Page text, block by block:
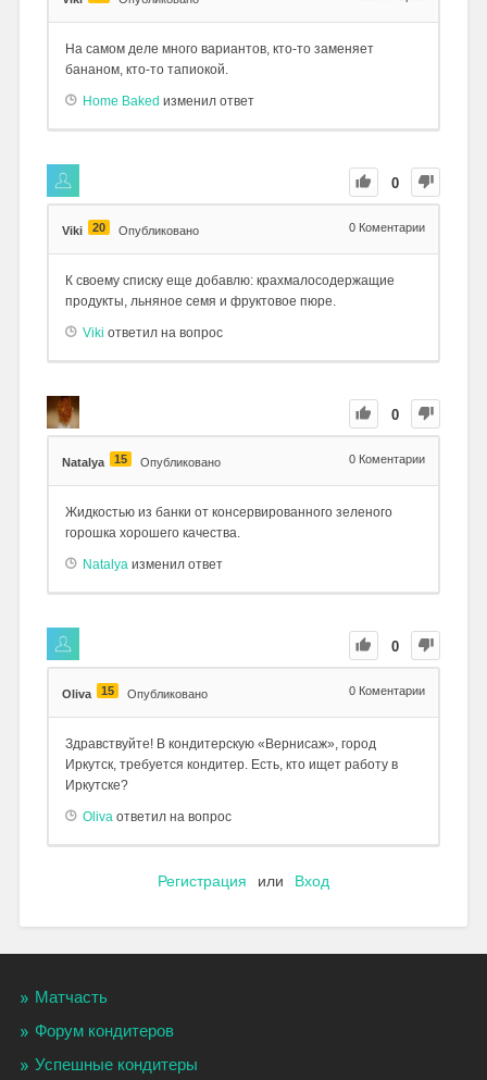
На самом деле много вариантов, кто-то заменяет
бананом, кто-то тапиокой.
Home Baked изменил ответ
0
Viki 20 Опубликовано 0 Коментарии
К своему списку еще добавлю: крахмалосодержащие
продукты, льняное семя и фруктовое пюре.
Viki ответил на вопрос
0
Natalya 15 Опубликовано 0 Коментарии
Жидкостью из банки от консервированного зеленого
горошка хорошего качества.
Natalyaизменил ответ
0
Oliva 15 Опубликовано 0 Коментарии
Здравствуйте! В кондитерскую «Вернисаж», город
Иркутск, требуется кондитер. Есть, кто ищет работу в
Иркутске?
Olivaответил на вопрос
Регистрация или Вход
Матчасть
Форум кондитеров
Успешные кондитеры